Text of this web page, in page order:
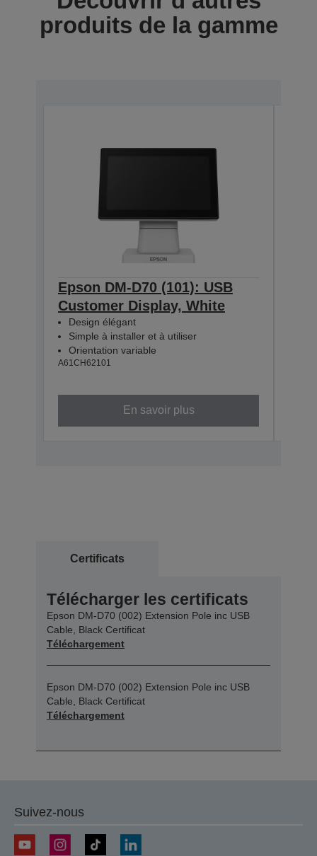
produits de la gamme
Epson DM-D70 (101): USB
Customer Display, White
Design élégant
Simple à installer et à utiliser
Orientation variable
A61CH62101
En savoir plus
Certificats
Télécharger les certificats
Epson DM-D70 (002) Extension Pole inc USB
Cable, Black Certificat
Téléchargement
Epson DM-D70 (002) Extension Pole inc USB
Cable, Black Certificat
Téléchargement
Suivez-nous